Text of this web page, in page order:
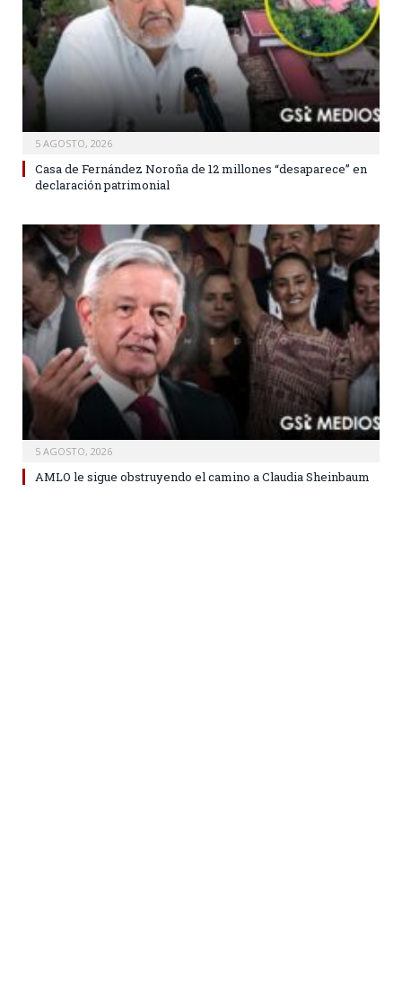
5 AGOSTO, 2026
Casa de Fernández Noroña de 12 millones “desaparece” en
declaración patrimonial
5 AGOSTO, 2026
AMLO le sigue obstruyendo el camino a Claudia Sheinbaum